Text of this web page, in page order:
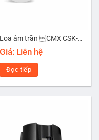
Loa âm trần CMX CSK-630T
Giá: Liên hệ
Đọc tiếp